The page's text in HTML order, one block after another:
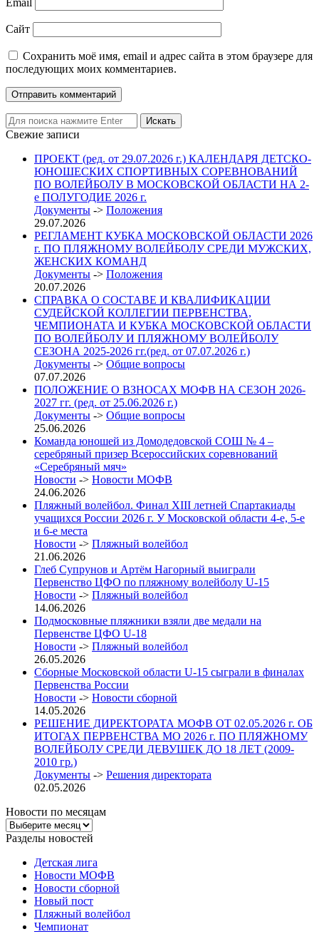
Email
Сайт
Сохранить моё имя, email и адрес сайта в этом браузере для
последующих моих комментариев.
Свежие записи
ПРОЕКТ (ред. от 29.07.2026 г.) КАЛЕНДАРЯ ДЕТСКО-
ЮНОШЕСКИХ СПОРТИВНЫХ СОРЕВНОВАНИЙ
ПО ВОЛЕЙБОЛУ В МОСКОВСКОЙ ОБЛАСТИ НА 2-
е ПОЛУГОДИЕ 2026 г.
Документы -> Положения
29.07.2026
РЕГЛАМЕНТ КУБКА МОСКОВСКОЙ ОБЛАСТИ 2026
г. ПО ПЛЯЖНОМУ ВОЛЕЙБОЛУ СРЕДИ МУЖСКИХ,
ЖЕНСКИХ КОМАНД
Документы -> Положения
20.07.2026
СПРАВКА О СОСТАВЕ И КВАЛИФИКАЦИИ
СУДЕЙСКОЙ КОЛЛЕГИИ ПЕРВЕНСТВА,
ЧЕМПИОНАТА И КУБКА МОСКОВСКОЙ ОБЛАСТИ
ПО ВОЛЕЙБОЛУ И ПЛЯЖНОМУ ВОЛЕЙБОЛУ
СЕЗОНА 2025-2026 гг.(ред. от 07.07.2026 г.)
Документы -> Общие вопросы
07.07.2026
ПОЛОЖЕНИЕ О ВЗНОСАХ МОФВ НА СЕЗОН 2026-
2027 гг. (ред. от 25.06.2026 г.)
Документы -> Общие вопросы
25.06.2026
Команда юношей из Домодедовской СОШ № 4 –
серебряный призер Всероссийских соревнований
«Серебряный мяч»
Новости -> Новости МОФВ
24.06.2026
Пляжный волейбол. Финал XIII летней Спартакиады
учащихся России 2026 г. У Московской области 4-е, 5-е
и 6-е места
Новости -> Пляжный волейбол
21.06.2026
Глеб Супрунов и Артём Нагорный выиграли
Первенство ЦФО по пляжному волейболу U-15
Новости -> Пляжный волейбол
14.06.2026
Подмосковные пляжники взяли две медали на
Первенстве ЦФО U-18
Новости -> Пляжный волейбол
26.05.2026
Сборные Московской области U-15 сыграли в финалах
Первенства России
Новости -> Новости сборной
14.05.2026
РЕШЕНИЕ ДИРЕКТОРАТА МОФВ ОТ 02.05.2026 г. ОБ
ИТОГАХ ПЕРВЕНСТВА МО 2026 г. ПО ПЛЯЖНОМУ
ВОЛЕЙБОЛУ СРЕДИ ДЕВУШЕК ДО 18 ЛЕТ (2009-
2010 гр.)
Документы -> Решения директората
02.05.2026
Новости по месяцам
Новости
по
Разделы новостей
Детская лига
Новости МОФВ
Новости сборной
Новый пост
Пляжный волейбол
Чемпионат